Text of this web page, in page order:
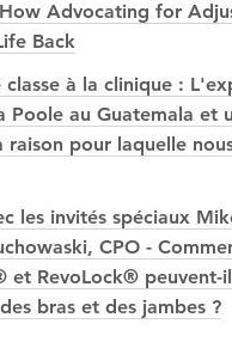
How Advocating for
Back
classe à la clinique :
Poole au Guatemala et
raison pour laquelle
les invités spéciaux
CPO -
et RevoLock® peuvent-
bras et des jambes ?